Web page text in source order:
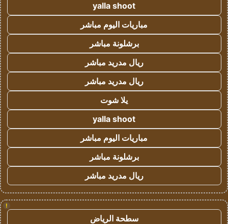
yalla shoot
مباريات اليوم مباشر
برشلونة مباشر
ريال مدريد مباشر
ريال مدريد مباشر
يلا شوت
yalla shoot
مباريات اليوم مباشر
برشلونة مباشر
ريال مدريد مباشر
!
سطحة الرياض